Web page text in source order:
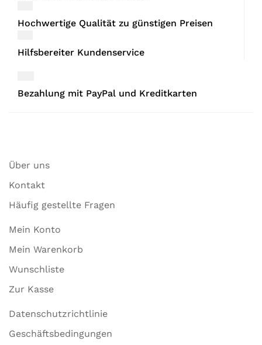
Hochwertige Qualität zu günstigen Preisen
Hilfsbereiter Kundenservice
Bezahlung mit PayPal und Kreditkarten
Über uns
Kontakt
Häufig gestellte Fragen
Mein Konto
Mein Warenkorb
Wunschliste
Zur Kasse
Datenschutzrichtlinie
Geschäftsbedingungen